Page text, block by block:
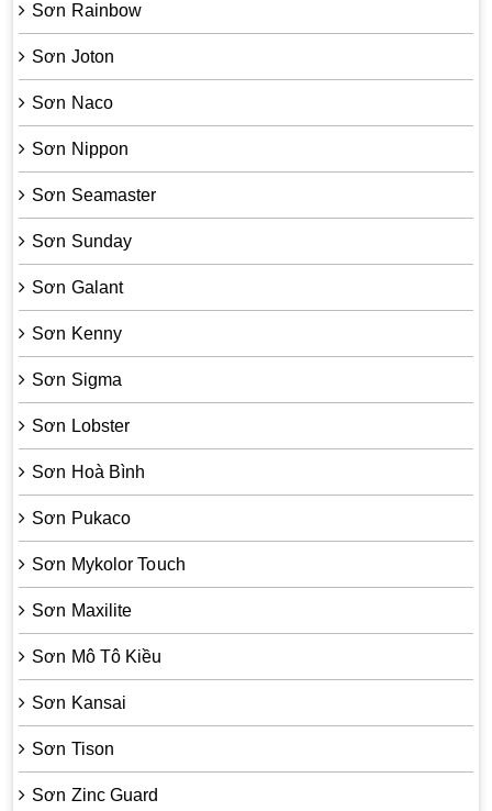
Sơn Rainbow
Sơn Joton
Sơn Naco
Sơn Nippon
Sơn Seamaster
Sơn Sunday
Sơn Galant
Sơn Kenny
Sơn Sigma
Sơn Lobster
Sơn Hoà Bình
Sơn Pukaco
Sơn Mykolor Touch
Sơn Maxilite
Sơn Mô Tô Kiều
Sơn Kansai
Sơn Tison
Sơn Zinc Guard